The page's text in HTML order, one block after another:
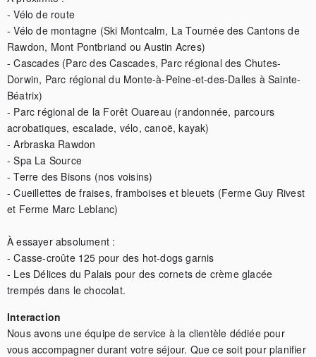
- Vélo de route
- Vélo de montagne (Ski Montcalm, La Tournée des Cantons de
Rawdon, Mont Pontbriand ou Austin Acres)
- Cascades (Parc des Cascades, Parc régional des Chutes-
Dorwin, Parc régional du Monte-à-Peine-et-des-Dalles à Sainte-
Béatrix)
- Parc régional de la Forêt Ouareau (randonnée, parcours
acrobatiques, escalade, vélo, canoë, kayak)
- Arbraska Rawdon
- Spa La Source
- Terre des Bisons (nos voisins)
- Cueillettes de fraises, framboises et bleuets (Ferme Guy Rivest
et Ferme Marc Leblanc)
À essayer absolument :
- Casse-croûte 125 pour des hot-dogs garnis
- Les Délices du Palais pour des cornets de crème glacée
trempés dans le chocolat.
Interaction
Nous avons une équipe de service à la clientèle dédiée pour
vous accompagner durant votre séjour. Que ce soit pour planifier